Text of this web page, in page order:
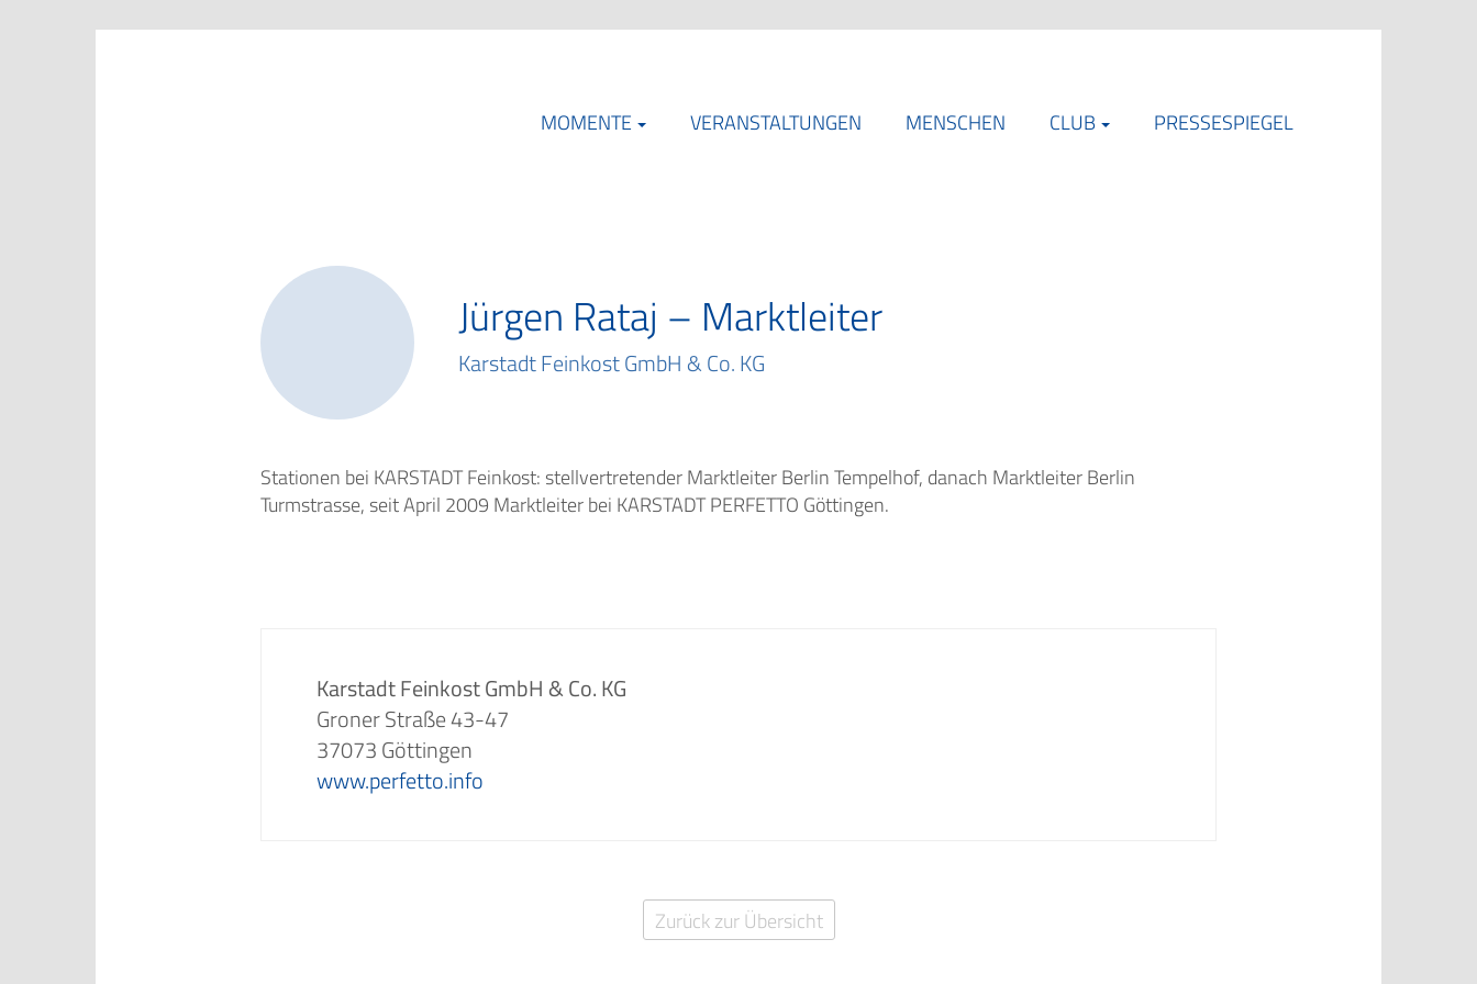
MOMENTE
VERANSTALTUNGEN MENSCHEN CLUB PRESSESPIEGEL
Jürgen Rataj – Marktleiter
Karstadt Feinkost GmbH & Co. KG
Stationen bei KARSTADT Feinkost: stellvertretender Marktleiter Berlin Tempelhof, danach Marktleiter Berlin
Turmstrasse, seit April 2009 Marktleiter bei KARSTADT PERFETTO Göttingen.
Karstadt Feinkost GmbH & Co. KG
Groner Straße 43-47
37073 Göttingen
www.perfetto.info
Zurück zur Übersicht